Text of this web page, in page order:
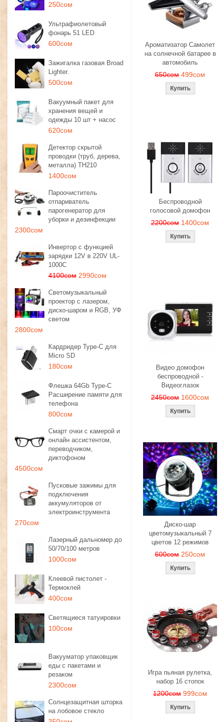
250сом
Ультрафиолетовый
фонарь 51 LED
600сом
Зажигалка газовая Broad
Lighter.
500сом
Вакуумный пакет для
хранения вещей и
одежды 10 шт + насос
620сом
Детектор скрытой
проводки (труб, дерева,
металла) TH210
1400сом
Пароочиститель
отпариватель
парогенератор для
уборки и дезинфекции
2300сом
Инвертор с функцией
зарядки 12V в 220V UL-
1000C
4100сом 2990сом
Светомузыкальный
проектор с лазером,
диско-шаром и RGB, УФ
светом
2800сом
Кардридер Type-C для
Micro SD
180сом
Флешка 64Gb Type-C
Расширение памяти для
телефона
800сом
Смарт очки с камерой и
онлайн ассистентом,
переводчиком,
диктофоном
4500сом
Пусковые зажимы для
подключения
аккумуляторов от
электроинструмента
270сом
Лазерный дальномер до
50/70/100 метров
1000сом
Клеевой пистолет -
Термоклей
400сом
Светящиеся татуировки
100сом
Вакууматор упаковщик
еды с пакетами и
резаком
2300сом
Солнцезащитная шторка
на лобовое стекло
Ароматизатор Самолет
на солнечной батарее в
автомобиль
650сом 499сом
Беспроводной
голосовой домофон
2200сом 1400сом
Видео домофон
беспроводной -
Видеоглазок
2450сом 1600сом
Диско-шар
цветомузыкальный 7
цветов 12 режимов
600сом 250сом
Игра пьяная рулетка,
набор 16 стопок
1200сом 999сом